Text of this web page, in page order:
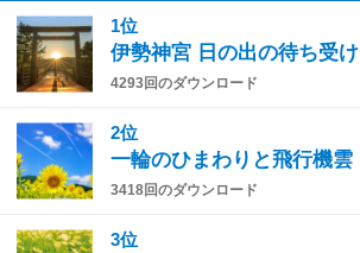
1位
伊勢神宮 日の出の待ち受け
4293回のダウンロード
2位
一輪のひまわりと飛行機雲
3418回のダウンロード
3位